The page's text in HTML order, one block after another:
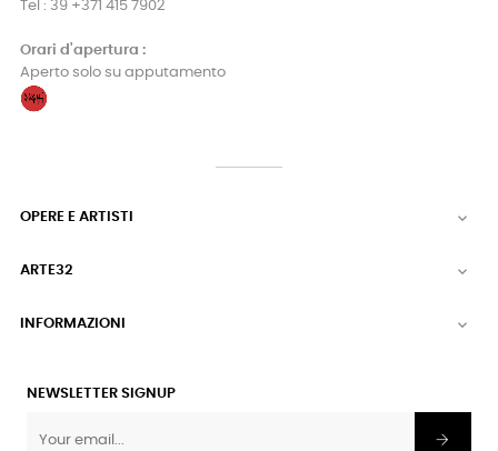
Tel : 39 +371 415 7902
Orari d'apertura :
Aperto solo su apputamento
OPERE E ARTISTI 
ARTE32 
INFORMAZIONI 
NEWSLETTER SIGNUP